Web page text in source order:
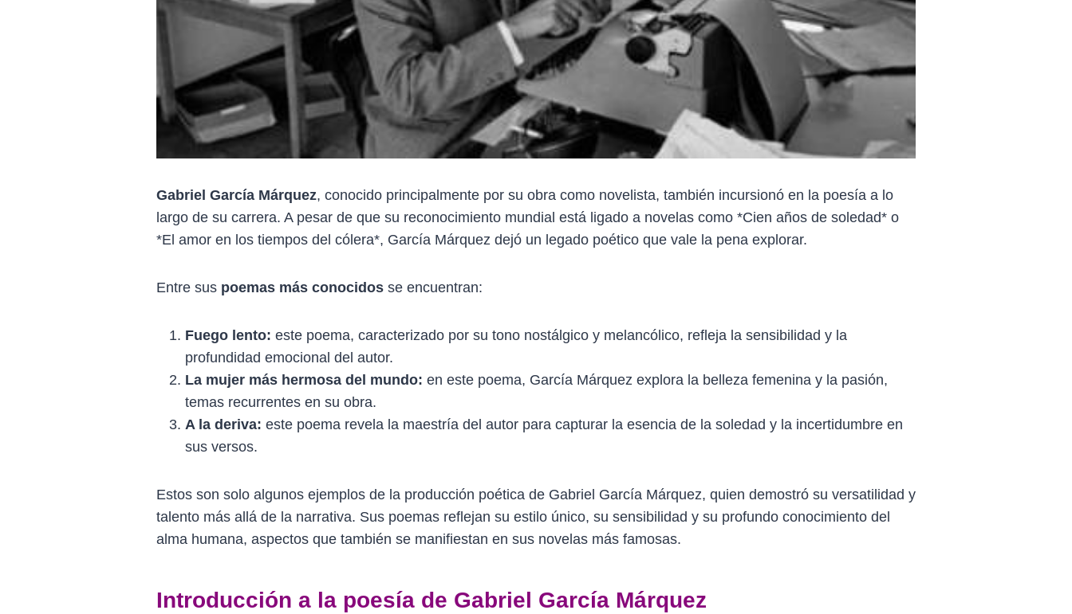
Gabriel García Márquez, conocido principalmente por su obra como novelista, también incursionó en la poesía a lo
largo de su carrera. A pesar de que su reconocimiento mundial está ligado a novelas como *Cien años de soledad* o
*El amor en los tiempos del cólera*, García Márquez dejó un legado poético que vale la pena explorar.
Entre sus poemas más conocidos se encuentran:
Fuego lento: este poema, caracterizado por su tono nostálgico y melancólico, refleja la sensibilidad y la
profundidad emocional del autor.
La mujer más hermosa del mundo: en este poema, García Márquez explora la belleza femenina y la pasión,
temas recurrentes en su obra.
A la deriva: este poema revela la maestría del autor para capturar la esencia de la soledad y la incertidumbre en
sus versos.
Estos son solo algunos ejemplos de la producción poética de Gabriel García Márquez, quien demostró su versatilidad y
talento más allá de la narrativa. Sus poemas reflejan su estilo único, su sensibilidad y su profundo conocimiento del
alma humana, aspectos que también se manifiestan en sus novelas más famosas.
Introducción a la poesía de Gabriel García Márquez